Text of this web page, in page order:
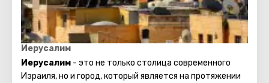
были удостоены видеть Славу Господню.
Иерусалим
Иерусалим - это не только столица современного
Израиля, но и город, который является на протяжении